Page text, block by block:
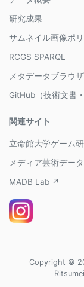
研究成果
サムネイル画像ポ
RCGS SPARQL
メタデータブラウ
GitHub（技術文書
関連サイト
立命館大学ゲーム
メディア芸術デー
MADB Lab ↗
Copyright ©